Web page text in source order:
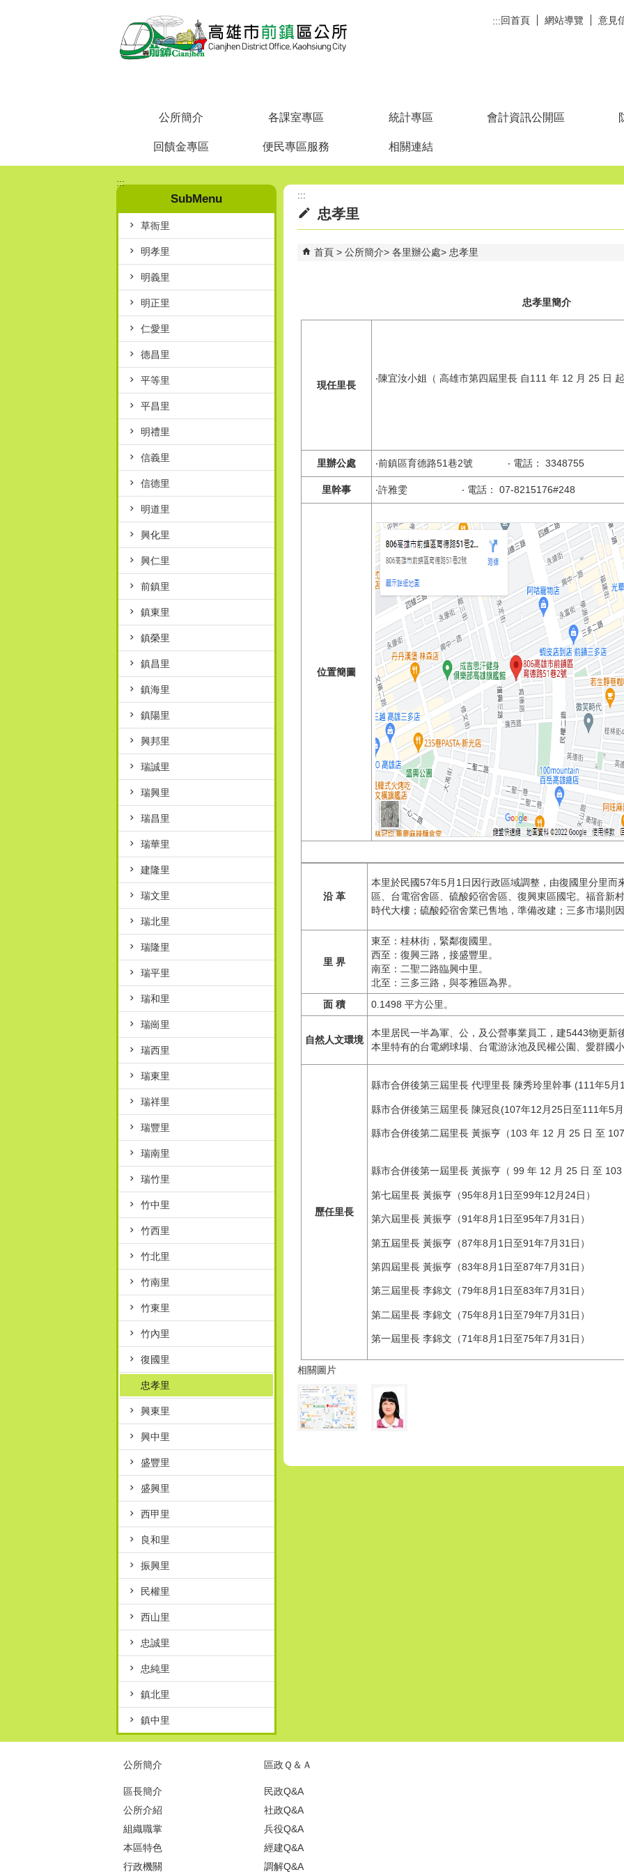
:::回首頁 網站導覽 意見
公所簡介 各課室專區 統計專區 會計資訊公開區
回饋金專區 便民專區服務 相關連結
:::
SubMenu
草衙里
明孝里
明義里
明正里
仁愛里
德昌里
平等里
平昌里
明禮里
信義里
信德里
明道里
興化里
興仁里
前鎮里
鎮東里
鎮榮里
鎮昌里
鎮海里
鎮陽里
興邦里
瑞誠里
瑞興里
瑞昌里
瑞華里
建隆里
瑞文里
瑞北里
瑞隆里
瑞平里
瑞和里
瑞崗里
瑞西里
瑞東里
瑞祥里
瑞豐里
瑞南里
瑞竹里
竹中里
竹西里
竹北里
竹南里
竹東里
竹內里
復國里
忠孝里
興東里
興中里
盛豐里
盛興里
西甲里
良和里
振興里
民權里
西山里
忠誠里
忠純里
鎮北里
鎮中里
:::
忠孝里
首頁 公所簡介 各里辦公處 忠孝里
忠孝里簡介
現任里長
‧陳宜汝小姐（ 高雄市第四屆里長 自111 年 12 月 25 日
里辦公處 ‧前鎮區育德路51巷2號 ‧ 電話： 3348755
里幹事 ‧許雅雯 ‧ 電話： 07-8215176#248
位置簡圖
沿 革
本里於民國57年5月1日因行政區域調整，由復國里分里而
區、台電宿舍區、硫酸錏宿舍區、復興東區國宅。福音新
時代大樓；硫酸錏宿舍業已售地，準備改建；三多市場則
里 界
東至：桂林街，緊鄰復國里。
西至：復興三路，接盛豐里。
南至：二聖二路臨興中里。
北至：三多三路，與苓雅區為界。
面 積
0.1498 平方公里。
自然人文環境
本里居民一半為軍、公，及公營事業員工，建5443物更新
本里特有的台電網球場、台電游泳池及民權公園、愛群國
歷任里長
縣市合併後第三屆里長 代理里長 陳秀玲里幹事 (111年5
縣市合併後第三屆里長 陳冠良(107年12月25日至111年5
縣市合併後第二屆里長 黃振亨（103 年 12 月
縣市合併後第一屆里長 黃振亨（ 99 年 12 月 25 日 至
第七屆里長 黃振亨（95年8月1日至99年12月24日）
第六屆里長 黃振亨（91年8月1日至95年7月31日）
第五屆里長 黃振亨（87年8月1日至91年7月31日）
第四屆里長 黃振亨（83年8月1日至87年7月31日）
第三屆里長 李錦文（79年8月1日至83年7月31日）
第二屆里長 李錦文（75年8月1日至79年7月31日）
第一屆里長 李錦文（71年8月1日至75年7月31日）
相關圖片
公所簡介
區長簡介
公所介紹
組織職掌
本區特色
行政機關
區政Ｑ＆Ａ
民政Q&A
社政Q&A
兵役Q&A
經建Q&A
調解Q&A